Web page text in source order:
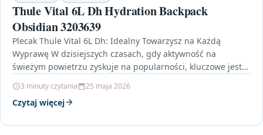
Thule Vital 6L Dh Hydration Backpack
Obsidian 3203639
Plecak Thule Vital 6L Dh: Idealny Towarzysz na Każdą
Wyprawę W dzisiejszych czasach, gdy aktywność na
świeżym powietrzu zyskuje na popularności, kluczowe jest
3 minuty czytania 25 maja 2026
Czytaj więcej